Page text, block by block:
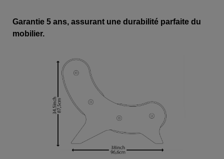
Garantie 5 ans, assurant une durabilité parfaite du
mobilier.